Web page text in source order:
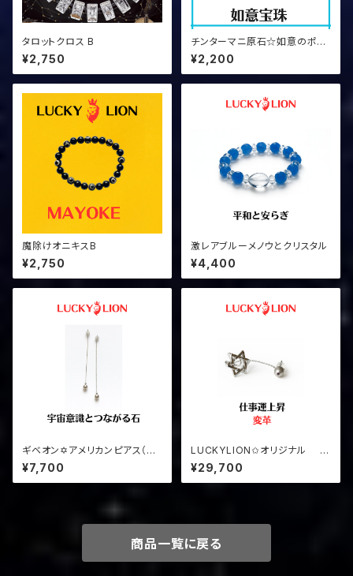
タロットクロス B
¥2,750
チンターマニ原石☆如意のポー
チ付き
¥2,200
魔除けオニキスB
¥2,750
激レアブルーメノウとクリスタル
¥4,400
ギベオン✡アメリカンピアス（シ
ルバー）
¥7,700
LUCKYLION✩オリジナル ギ
ベオンイヤーカフス
¥29,700
商品一覧に戻る